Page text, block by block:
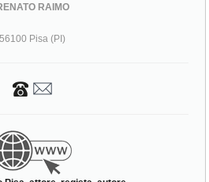
RAIMO
56100 Pisa (PI)